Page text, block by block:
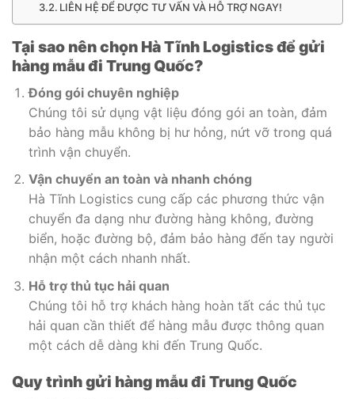
LIÊN HỆ ĐỂ ĐƯỢC TƯ VẤN VÀ HỖ TRỢ NGAY!
Tại sao nên chọn Hà Tĩnh Logistics để gửi
hàng mẫu đi Trung Quốc?
Đóng gói chuyên nghiệp
Chúng tôi sử dụng vật liệu đóng gói an toàn, đảm
bảo hàng mẫu không bị hư hỏng, nứt vỡ trong quá
trình vận chuyển.
Vận chuyển an toàn và nhanh chóng
Hà Tĩnh Logistics cung cấp các phương thức vận
chuyển đa dạng như đường hàng không, đường
biển, hoặc đường bộ, đảm bảo hàng đến tay người
nhận một cách nhanh nhất.
Hỗ trợ thủ tục hải quan
Chúng tôi hỗ trợ khách hàng hoàn tất các thủ tục
hải quan cần thiết để hàng mẫu được thông quan
một cách dễ dàng khi đến Trung Quốc.
Quy trình gửi hàng mẫu đi Trung Quốc